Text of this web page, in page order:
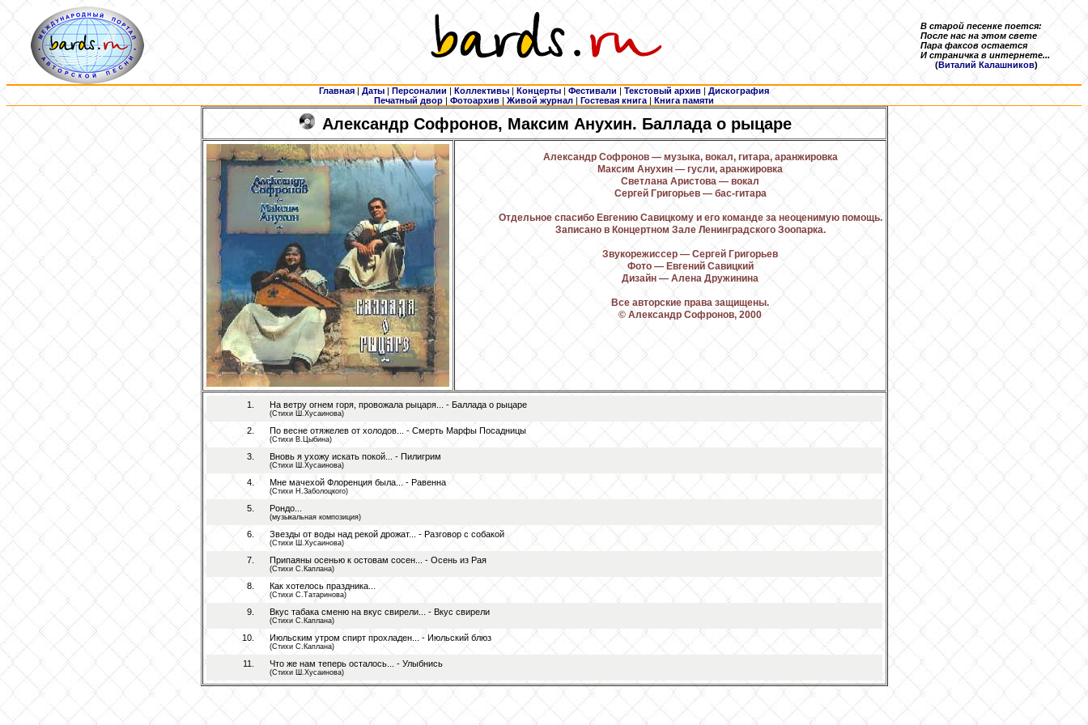
В старой песенке поется:
После нас на этом свете
Пара факсов остается
И страничка в интернете...
(Виталий Калашников)
Главная| Даты| Персоналии | Коллективы | Концерты | Фестивали | Текстовый архив | Дискография
Печатный двор | Фотоархив | Живой журнал | Гостевая книга | Книга памяти
Александр Софронов, Максим Анухин. Баллада о рыцаре
Александр Софронов — музыка, вокал, гитара, аранжировка
Максим Анухин — гусли, аранжировка
Светлана Аристова — вокал
Сергей Григорьев — бас-гитара
Отдельное спасибо Евгению Савицкому и его команде за неоценимую помощь.
Записано в Концертном Зале Ленинградского Зоопарка.
Звукорежиссер — Сергей Григорьев
Фото — Евгений Савицкий
Дизайн — Алена Дружинина
Все авторские права защищены.
© Александр Софронов, 2000
1. На ветру огнем горя, провожала рыцаря... - Баллада о рыцаре
(Стихи Ш.Хусаинова)
2. По весне отяжелев от холодов... - Смерть Марфы Посадницы
(Стихи В.Цыбина)
3. Вновь я ухожу искать покой... - Пилигрим
(Стихи Ш.Хусаинова)
4. Мне мачехой Флоренция была... - Равенна
(Стихи Н.Заболоцкого)
5. Рондо...
(музыкальная композиция)
6. Звезды от воды над рекой дрожат... - Разговор с собакой
(Стихи Ш.Хусаинова)
7. Припаяны осенью к остовам сосен... - Осень из Рая
(Стихи С.Каплана)
8. Как хотелось праздника...
(Стихи С.Татаринова)
9. Вкус табака сменю на вкус свирели... - Вкус свирели
(Стихи С.Каплана)
10. Июльским утром спирт прохладен... - Июльский блюз
(Стихи С.Каплана)
11. Что же нам теперь осталось... - Улыбнись
(Стихи Ш.Хусаинова)